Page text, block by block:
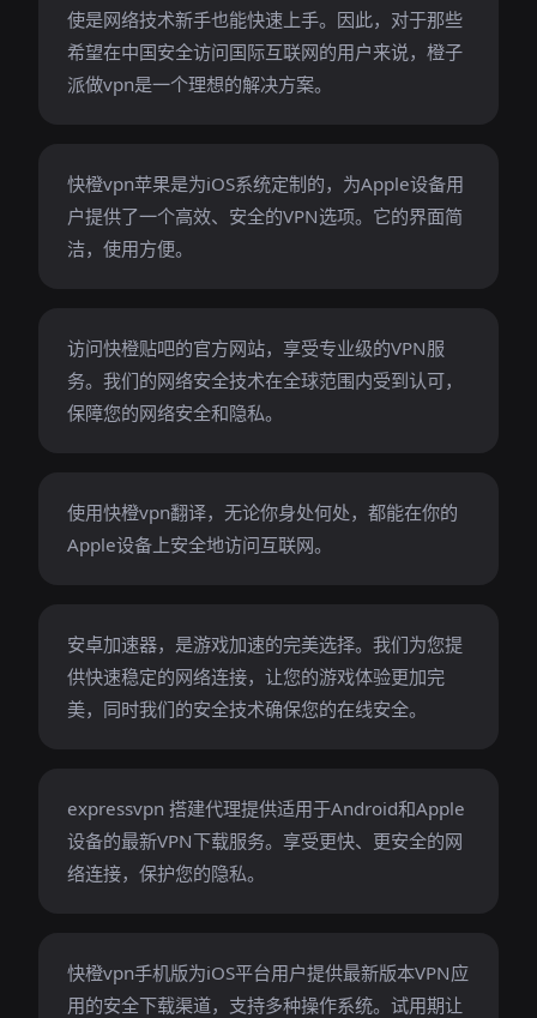
使是网络技术新手也能快速上手。因此，对于那些
希望在中国安全访问国际互联网的用户来说，橙子
派做vpn是一个理想的解决方案。
快橙vpn苹果是为iOS系统定制的，为Apple设备用
户提供了一个高效、安全的VPN选项。它的界面简
洁，使用方便。
访问快橙贴吧的官方网站，享受专业级的VPN服
务。我们的网络安全技术在全球范围内受到认可，
保障您的网络安全和隐私。
使用快橙vpn翻译，无论你身处何处，都能在你的
Apple设备上安全地访问互联网。
安卓加速器，是游戏加速的完美选择。我们为您提
供快速稳定的网络连接，让您的游戏体验更加完
美，同时我们的安全技术确保您的在线安全。
expressvpn 搭建代理提供适用于Android和Apple
设备的最新VPN下载服务。享受更快、更安全的网
络连接，保护您的隐私。
快橙vpn手机版为iOS平台用户提供最新版本VPN应
用的安全下载渠道，支持多种操作系统。试用期让